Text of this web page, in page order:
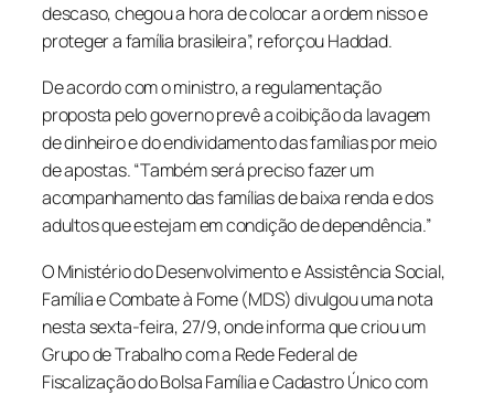
descaso, chegou a hora de colocar a ordem nisso e
proteger a família brasileira”, reforçou Haddad.
De acordo com o ministro, a regulamentação
proposta pelo governo prevê a coibição da lavagem
de dinheiro e do endividamento das famílias por meio
de apostas. “Também será preciso fazer um
acompanhamento das famílias de baixa renda e dos
adultos que estejam em condição de dependência.”
O Ministério do Desenvolvimento e Assistência Social,
Família e Combate à Fome (MDS) divulgou uma nota
nesta sexta-feira, 27/9, onde informa que criou um
Grupo de Trabalho com a Rede Federal de
Fiscalização do Bolsa Família e Cadastro Único com